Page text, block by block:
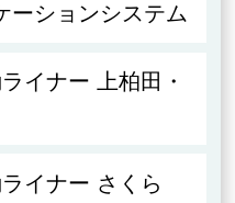
ションシステム
イナー 上柏田・
イナー さくら